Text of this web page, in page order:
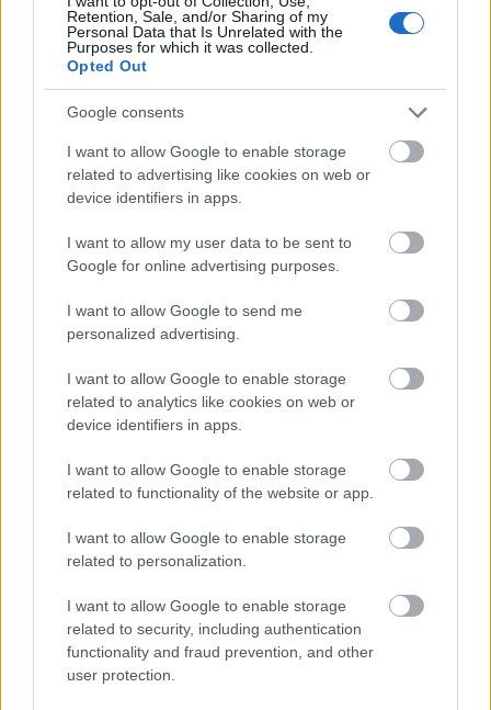
Retention, Sale, and/or Sharing of my
Personal Data that Is Unrelated with the
Purposes for which it was collected.
Opted Out
Google consents
I want to allow Google to enable storage
related to advertising like cookies on web or
device identifiers in apps.
I want to allow my user data to be sent to
Google for online advertising purposes.
I want to allow Google to send me
personalized advertising.
I want to allow Google to enable storage
related to analytics like cookies on web or
device identifiers in apps.
I want to allow Google to enable storage
related to functionality of the website or app.
I want to allow Google to enable storage
related to personalization.
I want to allow Google to enable storage
related to security, including authentication
functionality and fraud prevention, and other
user protection.
3.Ένας «ύμνος» στο νερό
Μπορείη Δημητσάνα να είναι πασίγνωστη, και τα
κάλλη της να την έχουν κάνει έναν από τους πιο
τουριστικούς προορισμούς της Ορεινής Αρκαδίας,